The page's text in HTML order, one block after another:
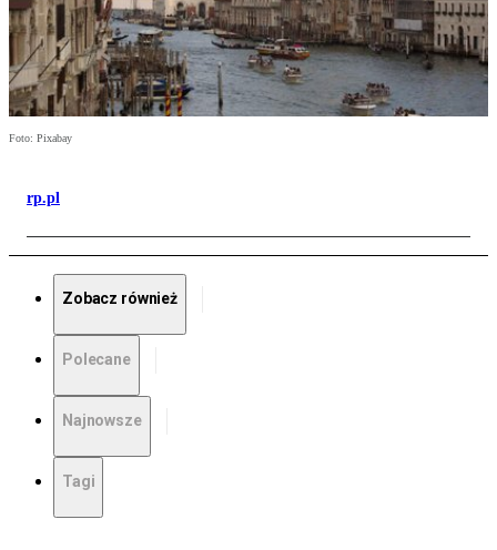
Foto: Pixabay
rp.pl
Zobacz również
Polecane
Najnowsze
Tagi